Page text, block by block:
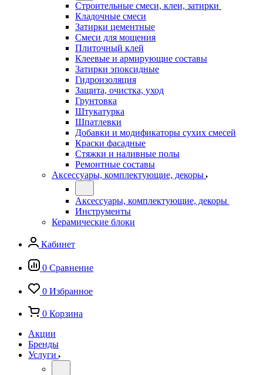
Строительные смеси, клеи, затирки
Кладочные смеси
Затирки цементные
Смеси для мощения
Плиточный клей
Клеевые и армирующие составы
Затирки эпоксидные
Гидроизоляция
Защита, очистка, уход
Грунтовка
Штукатурка
Шпатлевки
Добавки и модификаторы сухих смесей
Краски фасадные
Стяжки и наливные полы
Ремонтные составы
Аксессуары, комплектующие, декоры
Аксессуары, комплектующие, декоры
Инструменты
Керамические блоки
Кабинет
0 Сравнение
0 Избранное
0 Корзина
Акции
Бренды
Услуги